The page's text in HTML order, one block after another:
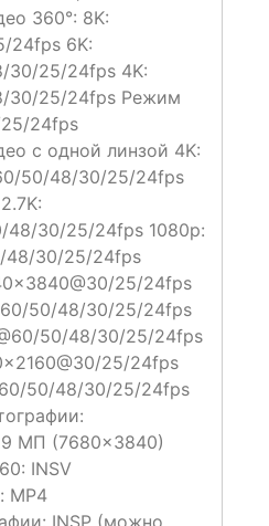
360°: 8K:
24fps 6K:
30/25/24fps 4K:
30/25/24fps Режим
25/24fps
с одной линзой 4K:
50/48/30/25/24fps
48/30/25/24fps 1080p:
48/30/25/24fps
25/24fps
50/48/30/25/24fps
50/48/30/25/24fps
25/24fps
50/48/30/25/24fps
МП (7680×3840)
INSV
MP4
INSP (можно